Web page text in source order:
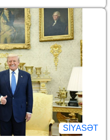
SİYASƏT